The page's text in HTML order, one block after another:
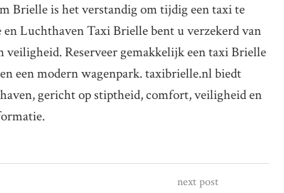
Brielle is het verstandig om tijdig een taxi te
Luchthaven Taxi Brielle bent u verzekerd van
veiligheid. Reserveer gemakkelijk een taxi Brielle
een modern wagenpark. taxibrielle.nl biedt
gericht op stiptheid, comfort, veiligheid en
next post